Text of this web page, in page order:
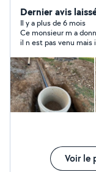
Ravalement - Carrelage - Tout
gratuit Nous sommes à votre entière écoute pour
réussir vos
de France. Pour plus d'informations, contactez nous
directement par
Dernier avis
Il y a plus de 6 mois
Ce monsieur m a donné rdv le mercredi 17 avril non
il n est pas venu mais
Voir le